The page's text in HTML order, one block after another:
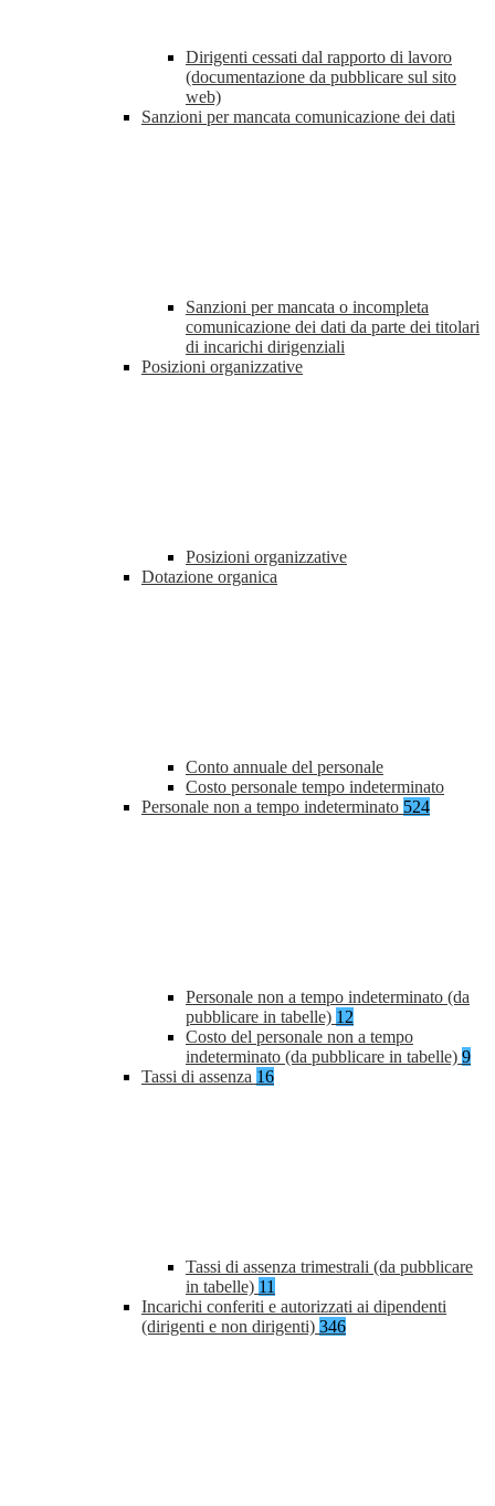
Dirigenti cessati dal rapporto di lavoro
(documentazione da pubblicare sul sito
web)
Sanzioni per mancata comunicazione dei dati
Sanzioni per mancata o incompleta
comunicazione dei dati da parte dei titolari
di incarichi dirigenziali
Posizioni organizzative
Posizioni organizzative
Dotazione organica
Conto annuale del personale
Costo personale tempo indeterminato
Personale non a tempo indeterminato 524
Personale non a tempo indeterminato (da
pubblicare in tabelle) 12
Costo del personale non a tempo
indeterminato (da pubblicare in tabelle) 9
Tassi di assenza 16
Tassi di assenza trimestrali (da pubblicare
in tabelle) 11
Incarichi conferiti e autorizzati ai dipendenti
(dirigenti e non dirigenti) 346